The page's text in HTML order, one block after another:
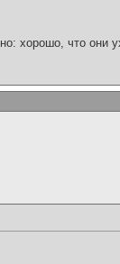
хорошо, что они